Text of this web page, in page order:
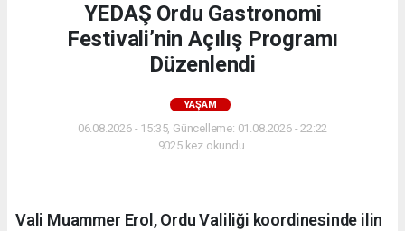
YEDAŞ Ordu Gastronomi
Festivali’nin Açılış Programı
Düzenlendi
YAŞAM
06.08.2026 - 15:35, Güncelleme: 01.08.2026 - 22:22
9025 kez okundu.
Vali Muammer Erol, Ordu Valiliği koordinesinde ilin